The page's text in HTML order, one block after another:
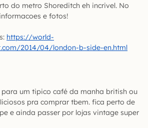
do metro Shoreditch eh incrivel. No
e fotos!
https://world-
2014/04/london-b-side-en.html
um tipico café da manha british ou
pra comprar tbem. fica perto de
e ainda passer por lojas vintage super